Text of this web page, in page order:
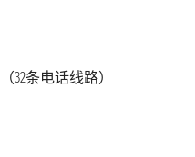
32条电话线路）